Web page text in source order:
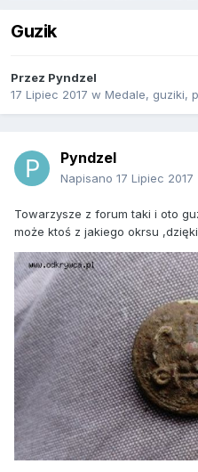
Guzik
Przez Pyndzel
17 Lipiec 2017 w Medale, guziki,
Pyndzel
Napisano 17 Lipiec 2017
Towarzysze z forum taki i oto
może ktoś z jakiego okrsu